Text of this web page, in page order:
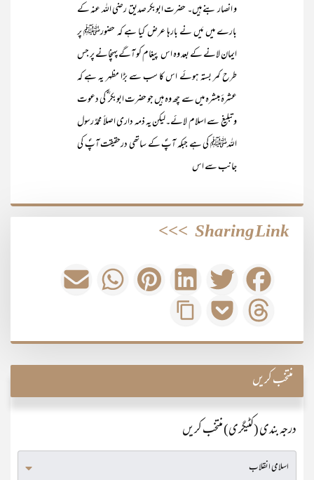
و انصار بنے ہیں۔ حضرت ابوبکر صدیق رضی اللہ عنہ کے
بارے میں مَیں نے بارہا عرض کیا ہے کہ حضورﷺ پر
ایمان لانے کے بعد وہ اس پیغام کو آگے پہنچانے پر جس
طرح کمر بستہ ہوئے اس کا سب سے بڑا مظہر یہ ہے کہ
عشرۂ مبشرہ میں سے چھ وہ ہیں جو حضرت ابوبکر ؓ کی دعوت
و تبلیغ سے اسلام لائے۔لیکن یہ ذمہ داری اصلاً محمدٌ رسول
اللہﷺ کی ہے جبکہ آپؐ کے ساتھی درحقیقت آپؐ کی
جانب سے اس
Sharing Link
>>>
منتخب کریں
درجہ بندی (کٹیگری) منتخب کریں